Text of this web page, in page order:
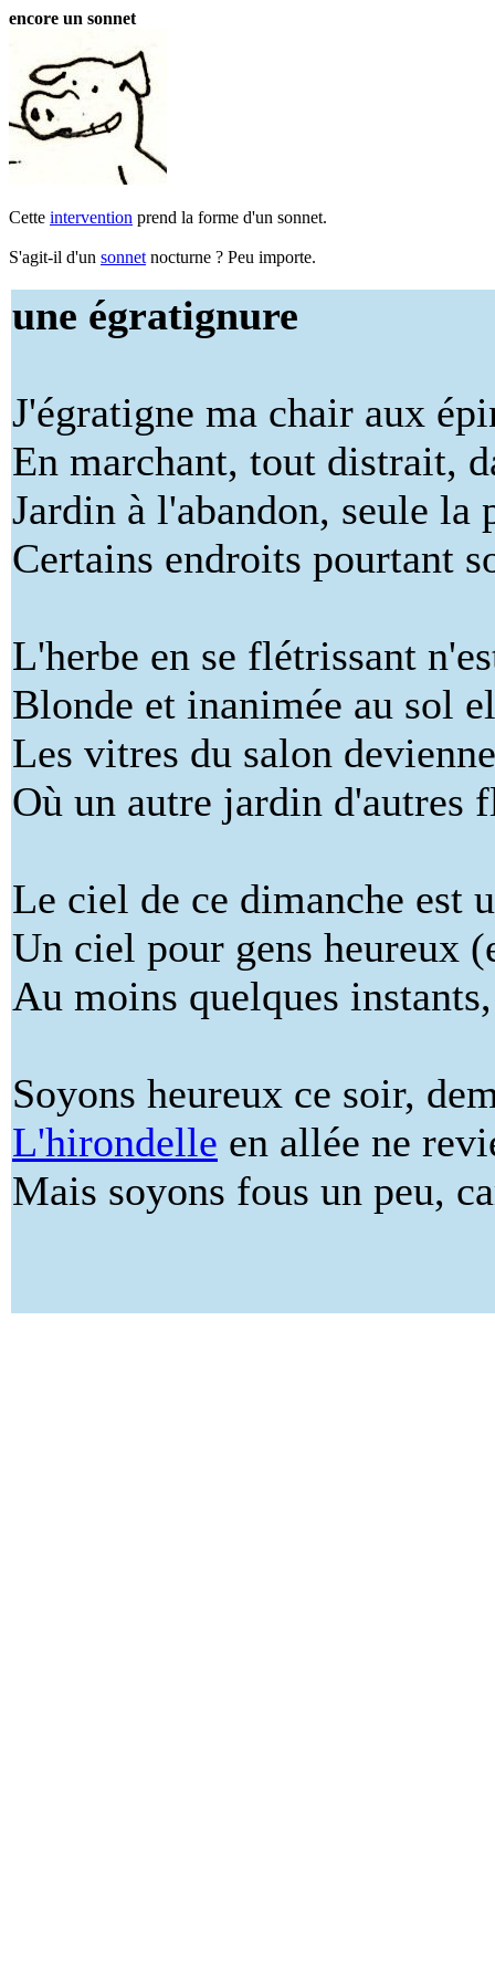
encore un sonnet
Cette intervention prend la forme d'un sonnet.
S'agit-il d'un sonnet nocturne ? Peu importe.
une égratignure
J'égratigne ma chair aux
En marchant, tout distrait,
Jardin à l'abandon, seule la
Certains endroits pourtant
L'herbe en se flétrissant
Blonde et inanimée au sol
Les vitres du salon
Où un autre jardin d'autres
Le ciel de ce dimanche est
Un ciel pour gens heureux
Au moins quelques
Soyons heureux ce soir,
L'hirondelle en allée ne
Mais soyons fous un peu,